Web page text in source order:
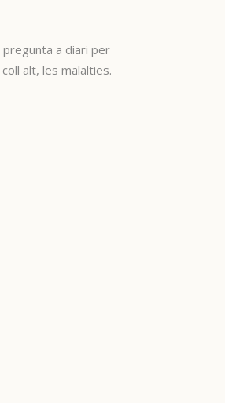
a diari per
alt, les malalties.